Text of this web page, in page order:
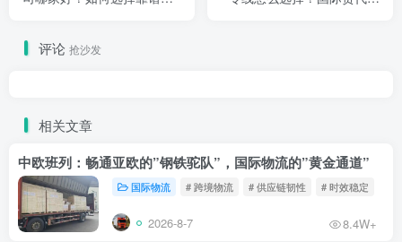
评论 抢沙发
相关文章
中欧班列：畅通亚欧的”钢铁驼队”，国际物流的”黄金通道”
国际物流 # 跨境物流 # 供应链韧性 # 时效稳定
2026-8-7 8.4W+